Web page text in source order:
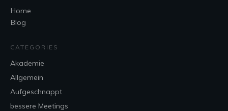
Home
Blog
CATEGORIES
Akademie
Allgemein
Aufgeschnappt
bessere Meetings